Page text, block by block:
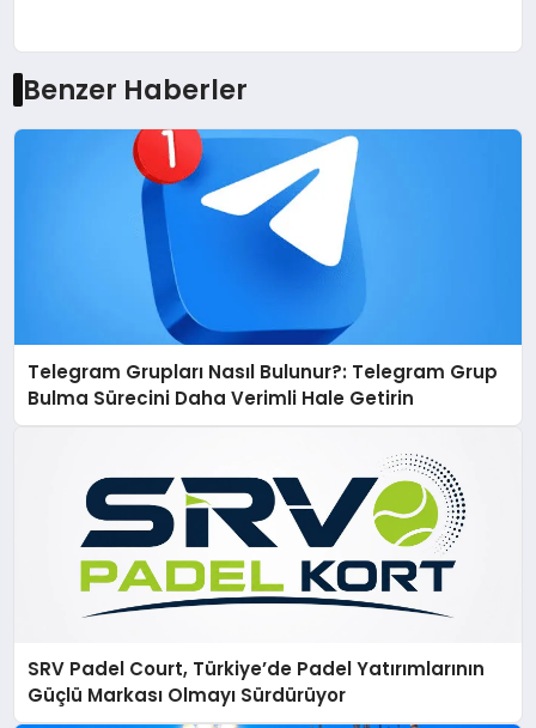
Benzer Haberler
Telegram Grupları Nasıl Bulunur?: Telegram Grup
Bulma Sürecini Daha Verimli Hale Getirin
SRV Padel Court, Türkiye’de Padel Yatırımlarının
Güçlü Markası Olmayı Sürdürüyor